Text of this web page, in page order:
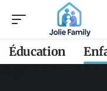
Éducation